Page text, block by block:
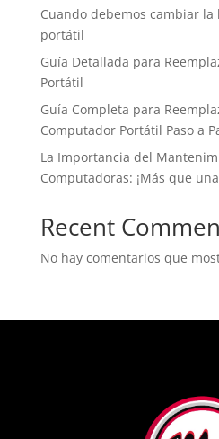
Cuando debemos cambiar
portátil
Guía Detallada para
Portátil
Guía Completa para
Computador Portátil Paso a
La Importancia del
Computadoras: ¡Más que
Recent
No hay comentarios que